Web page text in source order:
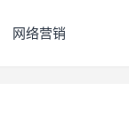
网络营销